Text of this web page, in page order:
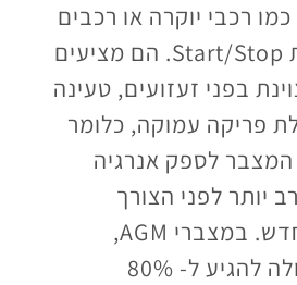
רכבי יוקרה או רכבים
עם מערכות Start/Stop. הם מציעים
בפני זעזועים, טעינה
פריקה עמוקה, כלומר
המצבר לספק אנרגיה
יותר לפני הצורך
בטעינה מחדש. במצברי AGM,
הפריקה יכולה להגיע ל- 80%